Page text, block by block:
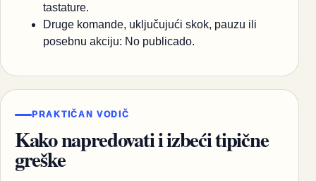
tastature.
Druge komande, uključujući skok, pauzu ili
posebnu akciju: No publicado.
PRAKTIČAN VODIČ
Kako napredovati i izbeći tipične
greške